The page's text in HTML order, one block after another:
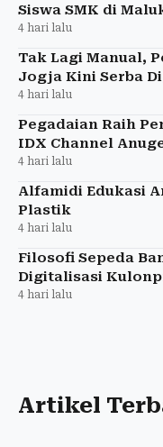
Siswa SMK di
4 hari lalu
Tak Lagi Manual,
Jogja Kini Serba
4 hari lalu
Pegadaian Raih
IDX Channel
4 hari lalu
Alfamidi Edukasi
Plastik
4 hari lalu
Filosofi Sepeda
Digitalisasi
4 hari lalu
Artikel